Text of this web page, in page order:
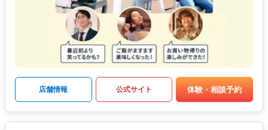
店舗情報 公式サイト 体験・相談予約